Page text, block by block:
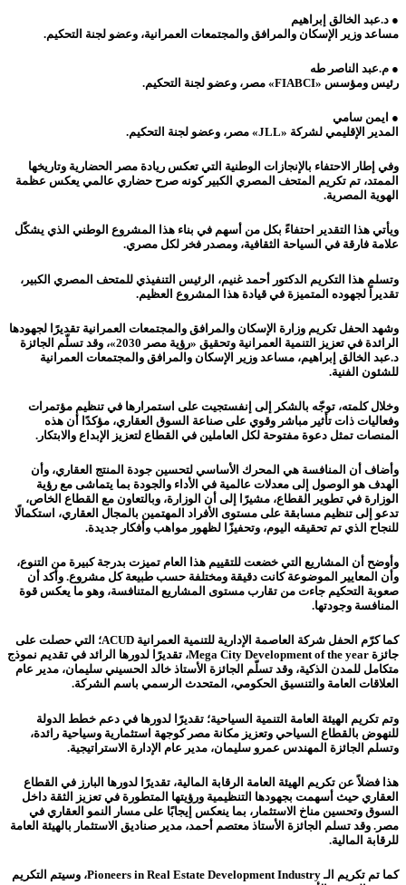
● د.عبد الخالق إبراهيم
مساعد وزير الإسكان والمرافق والمجتمعات العمرانية، وعضو لجنة التحكيم.
● م.عبد الناصر طه
رئيس ومؤسس «FIABCI» مصر، وعضو لجنة التحكيم.
● ايمن سامي
المدير الإقليمي لشركة «JLL» مصر، وعضو لجنة التحكيم.
وفي إطار الاحتفاء بالإنجازات الوطنية التي تعكس ريادة مصر الحضارية وتاريخها
الممتد، تم تكريم المتحف المصري الكبير كونه صرح حضاري عالمي يعكس عظمة
الهوية المصرية.
ويأتي هذا التقدير احتفاءً بكل من أسهم في بناء هذا المشروع الوطني الذي يشكّل
علامة فارقة في السياحة الثقافية، ومصدر فخر لكل مصري.
وتسلم هذا التكريم الدكتور أحمد غنيم، الرئيس التنفيذي للمتحف المصري الكبير،
تقديراً لجهوده المتميزة في قيادة هذا المشروع العظيم.
وشهد الحفل تكريم وزارة الإسكان والمرافق والمجتمعات العمرانية تقديرًا لجهودها
الرائدة في تعزيز التنمية العمرانية وتحقيق «رؤية مصر 2030»، وقد تسلّم الجائزة
د.عبد الخالق إبراهيم، مساعد وزير الإسكان والمرافق والمجتمعات العمرانية
للشئون الفنية.
وخلال كلمته، توجّه بالشكر إلى إنفستجيت على استمرارها في تنظيم مؤتمرات
وفعاليات ذات تأثير مباشر وقوي على صناعة السوق العقاري، مؤكدًا أن هذه
المنصات تمثل دعوة مفتوحة لكل العاملين في القطاع لتعزيز الإبداع والابتكار.
وأضاف أن المنافسة هي المحرك الأساسي لتحسين جودة المنتج العقاري، وأن
الهدف هو الوصول إلى معدلات عالمية في الأداء والجودة بما يتماشى مع رؤية
الوزارة في تطوير القطاع، مشيرًا إلى أن الوزارة، وبالتعاون مع القطاع الخاص،
تدعو إلى تنظيم مسابقة على مستوى الأفراد المهتمين بالمجال العقاري، استكمالًا
للنجاح الذي تم تحقيقه اليوم، وتحفيزًا لظهور مواهب وأفكار جديدة.
وأوضح أن المشاريع التي خضعت للتقييم هذا العام تميزت بدرجة كبيرة من التنوع،
وأن المعايير الموضوعة كانت دقيقة ومختلفة حسب طبيعة كل مشروع. وأكد أن
صعوبة التحكيم جاءت من تقارب مستوى المشاريع المتنافسة، وهو ما يعكس قوة
المنافسة وجودتها.
كما كرّم الحفل شركة العاصمة الإدارية للتنمية العمرانية ACUD؛ التي حصلت على
جائزة Mega City Development of the year، تقديرًا لدورها الرائد في تقديم نموذج
متكامل للمدن الذكية، وقد تسلّم الجائزة الأستاذ خالد الحسيني سليمان، مدير عام
العلاقات العامة والتنسيق الحكومي، المتحدث الرسمي باسم الشركة.
وتم تكريم الهيئة العامة التنمية السياحية؛ تقديرًا لدورها في دعم خطط الدولة
للنهوض بالقطاع السياحي وتعزيز مكانة مصر كوجهة استثمارية وسياحية رائدة،
وتسلم الجائزة المهندس عمرو سليمان، مدير عام الإدارة الاستراتيجية.
هذا فضلاً عن تكريم الهيئة العامة الرقابة المالية، تقديرًا لدورها البارز في القطاع
العقاري حيث أسهمت بجهودها التنظيمية ورؤيتها المتطورة في تعزيز الثقة داخل
السوق وتحسين مناخ الاستثمار، بما ينعكس إيجابًا على مسار النمو العقاري في
مصر. وقد تسلم الجائزة الأستاذ معتصم أحمد، مدير صناديق الاستثمار بالهيئة العامة
للرقابة المالية.
كما تم تكريم الـ Pioneers in Real Estate Development Industry، وسيتم التكريم